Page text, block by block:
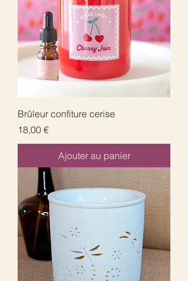
Brûleur confiture cerise
Prix
18,00 €
Ajouter au panier